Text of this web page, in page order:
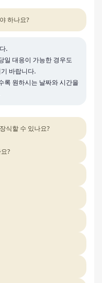
하나요?
.
일 대응이 가능한 경우도
바랍니다.
록 원하시는 날짜와 시간을
식할 수 있나요?
?